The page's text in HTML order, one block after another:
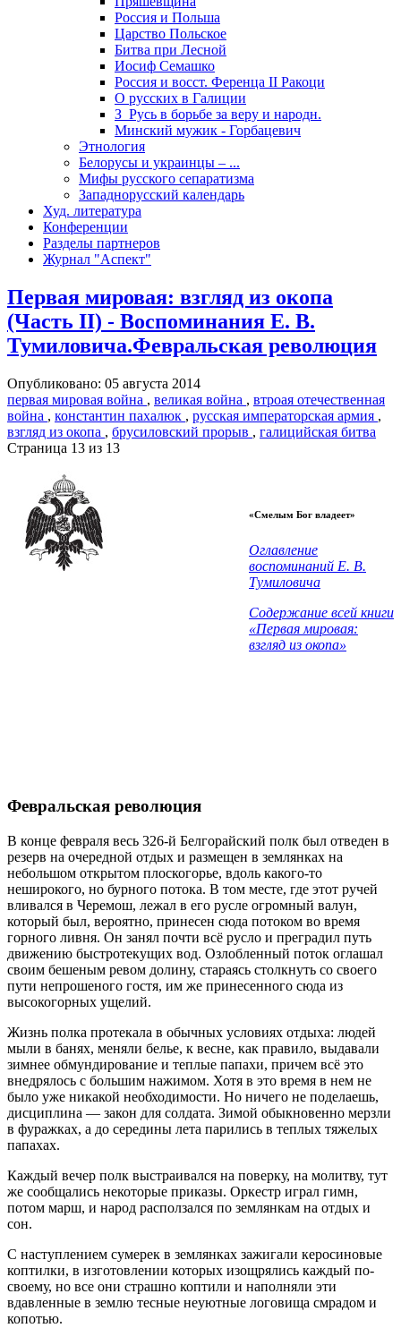
Россия и Польша
Царство Польское
Битва при Лесной
Иосиф Семашко
Россия и восст. Ференца II Ракоци
О русских в Галиции
З_Русь в борьбе за веру и народн.
Минский мужик - Горбацевич
Этнология
Белорусы и украинцы – ...
Мифы русского сепаратизма
Западнорусский календарь
Худ. литература
Конференции
Разделы партнеров
Журнал "Аспект"
Первая мировая: взгляд из окопа
(Часть II) - Воспоминания Е. В.
Тумиловича.Февральская революция
Опубликовано: 05 августа 2014
первая мировая война , великая война , втроая отечественная
война , константин пахалюк , русская императорская армия ,
взгляд из окопа , брусиловский прорыв , галицийская битва
Страница 13 из 13
«Смелым Бог владеет»
Оглавление
воспоминаний Е. В.
Тумиловича
Содержание всей книги
«Первая мировая:
взгляд из окопа»
Февральская революция
В конце февраля весь 326-й Белгорайский полк был отведен в
резерв на очередной отдых и размещен в землянках на
небольшом открытом плоскогорье, вдоль какого-то
неширокого, но бурного потока. В том месте, где этот ручей
вливался в Черемош, лежал в его русле огромный валун,
который был, вероятно, принесен сюда потоком во время
горного ливня. Он занял почти всё русло и преградил путь
движению быстротекущих вод. Озлобленный поток оглашал
своим бешеным ревом долину, стараясь столкнуть со своего
пути непрошеного гостя, им же принесенного сюда из
высокогорных ущелий.
Жизнь полка протекала в обычных условиях отдыха: людей
мыли в банях, меняли белье, к весне, как правило, выдавали
зимнее обмундирование и теплые папахи, причем всё это
внедрялось с большим нажимом. Хотя в это время в нем не
было уже никакой необходимости. Но ничего не поделаешь,
дисциплина — закон для солдата. Зимой обыкновенно мерзли
в фуражках, а до середины лета парились в теплых тяжелых
папахах.
Каждый вечер полк выстраивался на поверку, на молитву, тут
же сообщались некоторые приказы. Оркестр играл гимн,
потом марш, и народ расползался по землянкам на отдых и
сон.
С наступлением сумерек в землянках зажигали керосиновые
коптилки, в изготовлении которых изощрялись каждый по-
своему, но все они страшно коптили и наполняли эти
вдавленные в землю тесные неуютные логовища смрадом и
копотью.